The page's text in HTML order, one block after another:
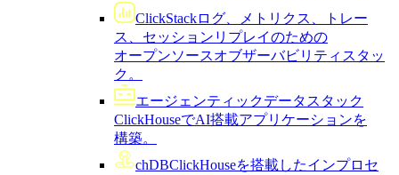
ClickStackログ、メトリクス、トレー
ス、セッションリプレイのための
オープンソースオブザーバビリティスタッ
ク。
エージェンティックデータスタック
ClickHouseでAI搭載アプリケーションを
構築。
chDBClickHouseを搭載したインプロセ